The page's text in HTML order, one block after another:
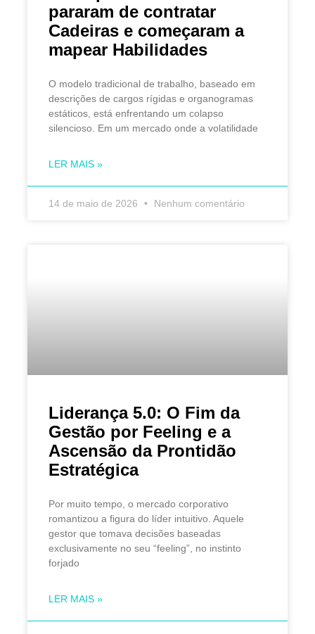
pararam de contratar
Cadeiras e começaram a
mapear Habilidades
O modelo tradicional de trabalho, baseado em
descrições de cargos rígidas e organogramas
estáticos, está enfrentando um colapso
silencioso. Em um mercado onde a volatilidade
LER MAIS »
14 de maio de 2026 Nenhum comentário
Liderança 5.0: O Fim da
Gestão por Feeling e a
Ascensão da Prontidão
Estratégica
Por muito tempo, o mercado corporativo
romantizou a figura do líder intuitivo. Aquele
gestor que tomava decisões baseadas
exclusivamente no seu “feeling”, no instinto
forjado
LER MAIS »